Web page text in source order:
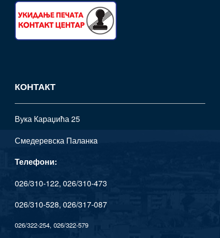
КОНТАКТ
Вука Караџића 25
Смедеревска Паланкa
Телефони:
026/310-122, 026/310-473
026/310-528, 026/317-087
026/322-254, 026/322-579